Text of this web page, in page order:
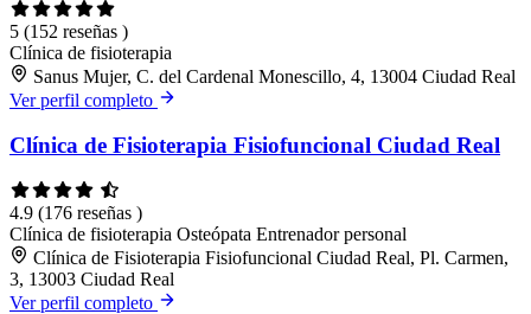
5 (152 reseñas )
Clínica de fisioterapia
Sanus Mujer, C. del Cardenal Monescillo, 4, 13004 Ciudad Real
Ver perfil completo
Clínica de Fisioterapia Fisiofuncional Ciudad Real
4.9 (176 reseñas )
Clínica de fisioterapia Osteópata Entrenador personal
Clínica de Fisioterapia Fisiofuncional Ciudad Real, Pl. Carmen,
3, 13003 Ciudad Real
Ver perfil completo